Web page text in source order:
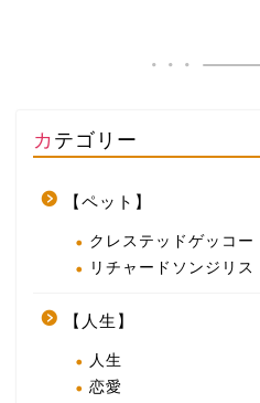
カテゴリー
【ペット】
クレステッドゲッコー
リチャードソンジリス
【人生】
人生
恋愛